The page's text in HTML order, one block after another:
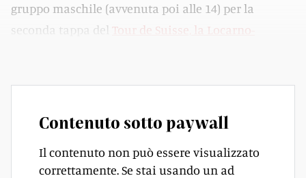
gruppo maschile (avvenuta poi alle 14) per la
seconda tappa del Tour de Suisse, la Locarno-
Contenuto sotto paywall
Il contenuto non può essere visualizzato
correttamente. Se stai usando un ad